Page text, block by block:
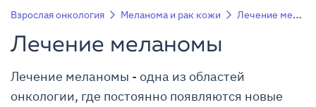
Взрослая онкология Меланома и рак кожи Лечение меланомы
Лечение меланомы
Лечение меланомы - одна из областей
онкологии, где постоянно появляются новые